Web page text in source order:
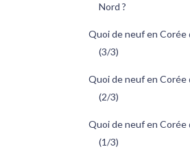
Nord ?
Quoi de neuf en Corée
(3/3)
Quoi de neuf en Corée
(2/3)
Quoi de neuf en Corée
(1/3)